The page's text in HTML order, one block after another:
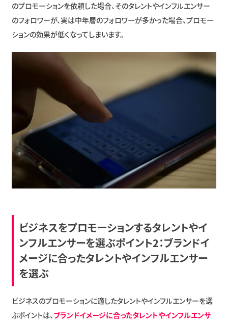
のプロモーションを依頼した場合、そのタレントやインフルエンサー
のフォロワーが、実は中年層のフォロワーが多かった場合、プロモー
ションの効果が低くなってしまいます。
ビジネスをプロモーションするタレントやイ
ンフルエンサーを選ぶポイント2：ブランドイ
メージに合ったタレントやインフルエンサー
を選ぶ
ビジネスのプロモーションに適したタレントやインフルエンサーを選
ぶポイントは、 ブランドイメージに合ったタレントやインフルエンサ